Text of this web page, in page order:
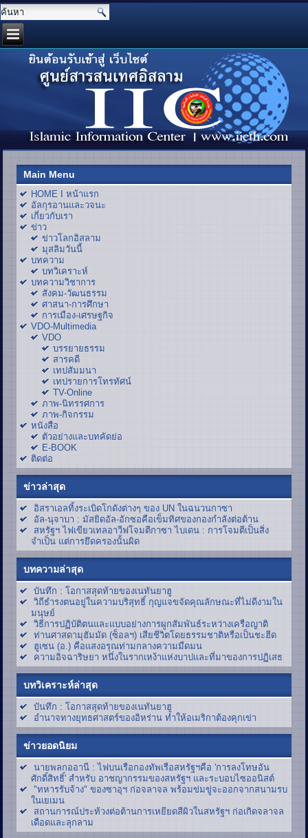
Main Menu
HOME I หน้าแรก
อัลกุรอานและวจนะ
เกี่ยวกับเรา
ข่าว
ข่าวโลกอิสลาม
มุสลิมวันนี้
บทความ
บทวิเคราะห์
บทความวิชาการ
สังคม-วัฒนธรรม
ศาสนา-การศึกษา
การเมือง-เศรษฐกิจ
VDO-Multimedia
VDO
บรรยายธรรม
สารคดี
เทปสัมมนา
เทปรายการโทรทัศน์
TV-Online
ภาพ-นิทรรศการ
ภาพ-กิจกรรม
หนังสือ
ตัวอย่างและบทคัดย่อ
E-BOOK
ติดต่อ
ข่าวล่าสุด
อิสราเอลทิ้งระเบิดโกดังต่างๆ ของ UN ในฉนวนกาซา
อัล-นุจาบา : มัสยิดอัล-อักซอคือเข็มทิศของกองกำลังต่อต้าน
สหรัฐฯ ไฟเขียวเทลอาวีฟโจมตีกาซา ไบเดน : การโจมตีเป็นสิ่ง
จำเป็น แต่การยึดครองนั้นผิด
บทความล่าสุด
บันทึก : โอกาสสุดท้ายของเนทันยาฮู
วิถีธำรงตนอยู่ในความบริสุทธิ์ กุญแจขจัดคุณลักษณะที่ไม่ดีงามใน
มนุษย์
วิธีการปฏิบัติตนและแบบอย่างการผูกสัมพันธ์ระหว่างเครือญาติ
ท่านศาสดามุฮัมมัด (ซ็อลฯ) เสียชีวิตโดยธรรมชาติหรือเป็นชะฮีด
ฮูเซน (อ.) คือแสงอรุณท่ามกลางความมืดมน
ความอิจฉาริษยา หนึ่งในรากเหง้าแห่งบาปและที่มาของการปฏิเสธ
บทวิเคราะห์ล่าสุด
บันทึก : โอกาสสุดท้ายของเนทันยาฮู
อำนาจทางยุทธศาสตร์ของอิหร่าน ทำให้อเมริกาต้องคุกเข่า
ข่าวยอดนิยม
นายพลกออานี : ไฟบนเรือกองทัพเรือสหรัฐฯคือ 'การลงโทษอัน
ศักดิ์สิทธิ์' สำหรับ อาชญากรรมของสหรัฐฯ และระบอบไซออนิสต์
"ทหารรับจ้าง" ของซาอุฯ ก่อจลาจล พร้อมข่มขู่จะออกจากสนามรบ
ในเยเมน
สถานการณ์ประท้วงต่อต้านการเหยียดสีผิวในสหรัฐฯ ก่อเกิดจลาจล
เดือดและลุกลาม